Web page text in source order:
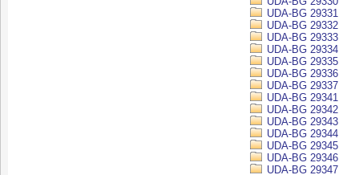
UDA-BG 29331
UDA-BG 29332
UDA-BG 29333
UDA-BG 29334
UDA-BG 29335
UDA-BG 29336
UDA-BG 29337
UDA-BG 29341
UDA-BG 29342
UDA-BG 29343
UDA-BG 29344
UDA-BG 29345
UDA-BG 29346
UDA-BG 29347